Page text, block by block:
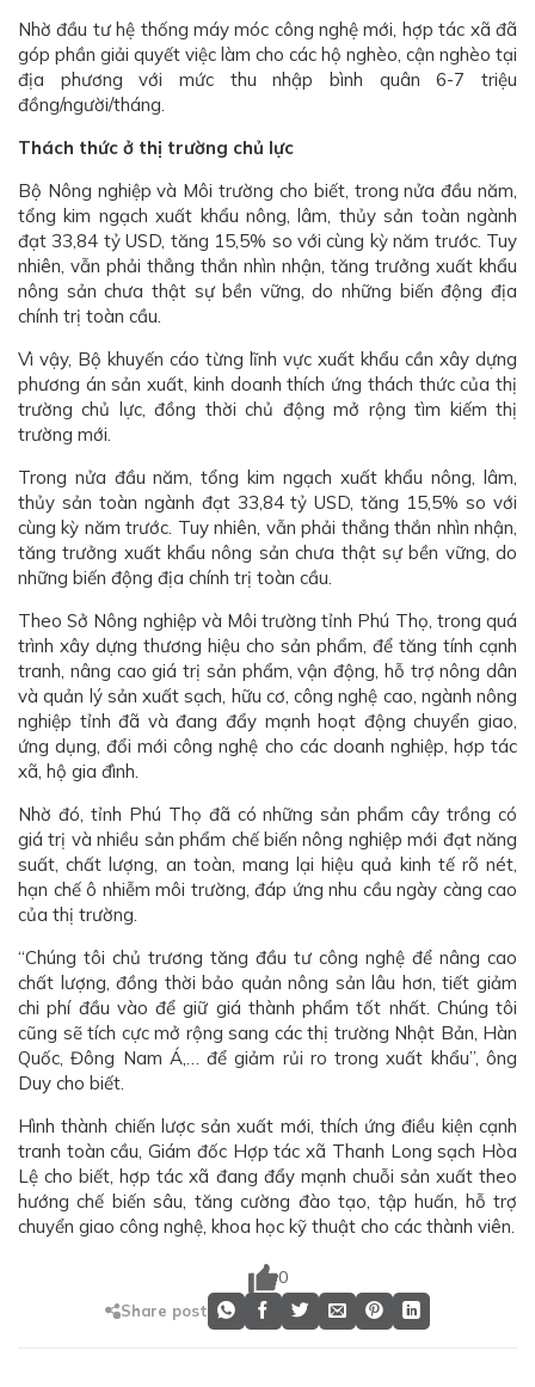
Nhờ đầu tư hệ thống máy móc công nghệ mới, hợp tác xã đã
góp phần giải quyết việc làm cho các hộ nghèo, cận nghèo tại
địa phương với mức thu nhập bình quân 6-7 triệu
đồng/người/tháng.
Thách thức ở thị trường chủ lực
Bộ Nông nghiệp và Môi trường cho biết, trong nửa đầu năm,
tổng kim ngạch xuất khẩu nông, lâm, thủy sản toàn ngành
đạt 33,84 tỷ USD, tăng 15,5% so với cùng kỳ năm trước. Tuy
nhiên, vẫn phải thẳng thắn nhìn nhận, tăng trưởng xuất khẩu
nông sản chưa thật sự bền vững, do những biến động địa
chính trị toàn cầu.
Vì vậy, Bộ khuyến cáo từng lĩnh vực xuất khẩu cần xây dựng
phương án sản xuất, kinh doanh thích ứng thách thức của thị
trường chủ lực, đồng thời chủ động mở rộng tìm kiếm thị
trường mới.
Trong nửa đầu năm, tổng kim ngạch xuất khẩu nông, lâm,
thủy sản toàn ngành đạt 33,84 tỷ USD, tăng 15,5% so với
cùng kỳ năm trước. Tuy nhiên, vẫn phải thẳng thắn nhìn nhận,
tăng trưởng xuất khẩu nông sản chưa thật sự bền vững, do
những biến động địa chính trị toàn cầu.
Theo Sở Nông nghiệp và Môi trường tỉnh Phú Thọ, trong quá
trình xây dựng thương hiệu cho sản phẩm, để tăng tính cạnh
tranh, nâng cao giá trị sản phẩm, vận động, hỗ trợ nông dân
và quản lý sản xuất sạch, hữu cơ, công nghệ cao, ngành nông
nghiệp tỉnh đã và đang đẩy mạnh hoạt động chuyển giao,
ứng dụng, đổi mới công nghệ cho các doanh nghiệp, hợp tác
xã, hộ gia đình.
Nhờ đó, tỉnh Phú Thọ đã có những sản phẩm cây trồng có
giá trị và nhiều sản phẩm chế biến nông nghiệp mới đạt năng
suất, chất lượng, an toàn, mang lại hiệu quả kinh tế rõ nét,
hạn chế ô nhiễm môi trường, đáp ứng nhu cầu ngày càng cao
của thị trường.
“Chúng tôi chủ trương tăng đầu tư công nghệ để nâng cao
chất lượng, đồng thời bảo quản nông sản lâu hơn, tiết giảm
chi phí đầu vào để giữ giá thành phẩm tốt nhất. Chúng tôi
cũng sẽ tích cực mở rộng sang các thị trường Nhật Bản, Hàn
Quốc, Đông Nam Á,… để giảm rủi ro trong xuất khẩu”, ông
Duy cho biết.
Hình thành chiến lược sản xuất mới, thích ứng điều kiện cạnh
tranh toàn cầu, Giám đốc Hợp tác xã Thanh Long sạch Hòa
Lệ cho biết, hợp tác xã đang đẩy mạnh chuỗi sản xuất theo
hướng chế biến sâu, tăng cường đào tạo, tập huấn, hỗ trợ
chuyển giao công nghệ, khoa học kỹ thuật cho các thành viên.
0
Share post